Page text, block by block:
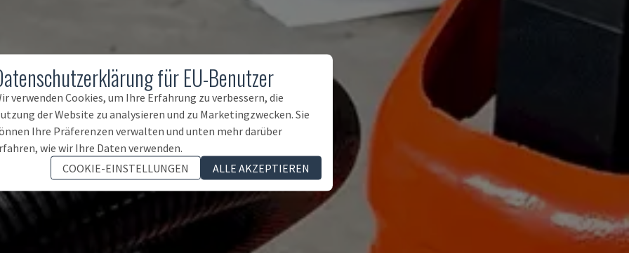
für EU-Benutzer
verwenden Cookies, um Ihre Erfahrung zu verbessern, die
der Website zu analysieren und zu Marketingzwecken. Sie
Ihre Präferenzen verwalten und unten mehr darüber
wie wir Ihre Daten verwenden.
COOKIE-EINSTELLUNGEN
ALLE AKZEPTIEREN